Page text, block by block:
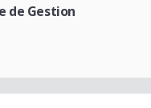
de Gestion